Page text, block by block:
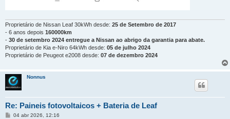
Proprietário de Nissan Leaf 30kWh desde: 25 de Setembro de 2017
- 6 anos depois 160000km
- 30 de setembro 2024 entregue a Nissan ao abrigo da garantia para abate.
Proprietário de Kia e-Niro 64kWh desde: 05 de julho 2024
Proprietário de Peugeot e2008 desde: 07 de dezembro 2024
Nonnus
Re: Paineis fotovoltaicos + Bateria de Leaf
M04 abr 2026, 12:16